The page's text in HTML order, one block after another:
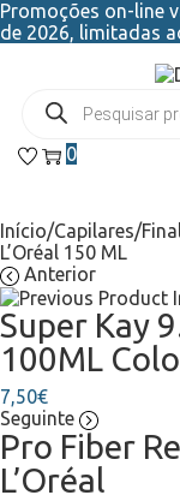
Promoções on-line
de 2026, limitadas
0
Início/Capilares/
L’Oréal 150 ML
Anterior
Super Kay
100ML
7,50€
Seguinte
Pro Fiber
L’Oréal